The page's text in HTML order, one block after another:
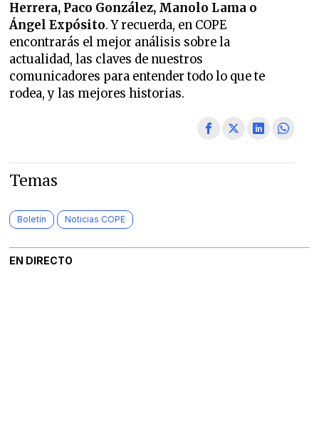
Herrera, Paco González, Manolo Lama o
Ángel Expósito. Y recuerda, en COPE
encontrarás el mejor análisis sobre la
actualidad, las claves de nuestros
comunicadores para entender todo lo que te
rodea, y las mejores historias.
Temas
Boletín Noticias COPE
EN DIRECTO